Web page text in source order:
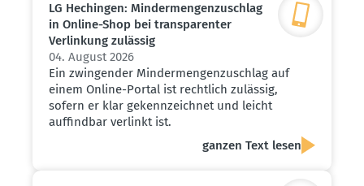
LG Hechingen: Minder­men­gen­zu­schlag
in Online-Shop bei trans­pa­renter
Verlinkung zulässig
04. August 2026
Ein zwingender Mindermengenzuschlag auf
einem Online-Portal ist rechtlich zulässig,
sofern er klar gekennzeichnet und leicht
auffindbar verlinkt ist.
ganzen Text lesen